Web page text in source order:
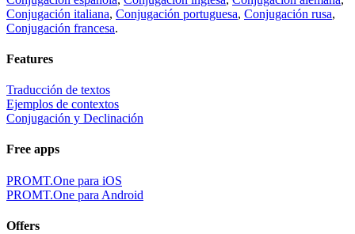
Conjugación italiana, Conjugación portuguesa, Conjugación rusa,
Conjugación francesa.
Features
Traducción de textos
Ejemplos de contextos
Conjugación y Declinación
Free apps
PROMT.One para iOS
PROMT.One para Android
Offers